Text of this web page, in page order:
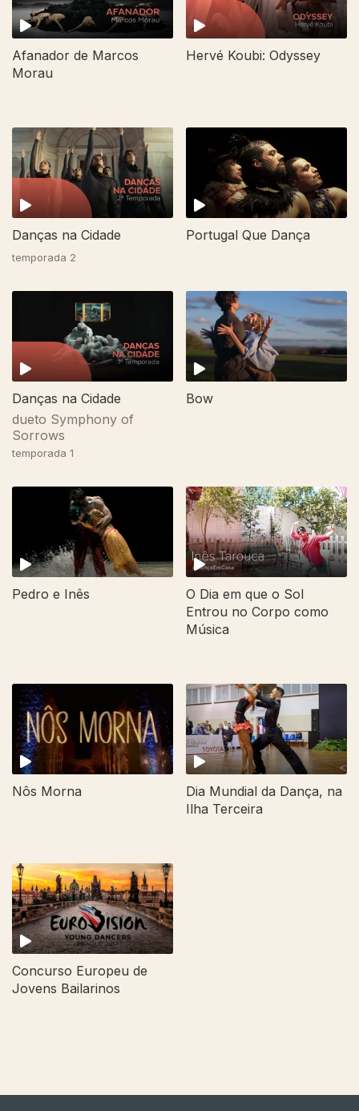
Afanador de Marcos
Morau
Hervé Koubi: Odyssey
Danças na Cidade
temporada 2
Portugal Que Dança
Danças na Cidade
dueto Symphony of
Sorrows
temporada 1
Bow
Pedro e Inês
O Dia em que o Sol
Entrou no Corpo como
Música
Nôs Morna
Dia Mundial da Dança, na
Ilha Terceira
Concurso Europeu de
Jovens Bailarinos
321413